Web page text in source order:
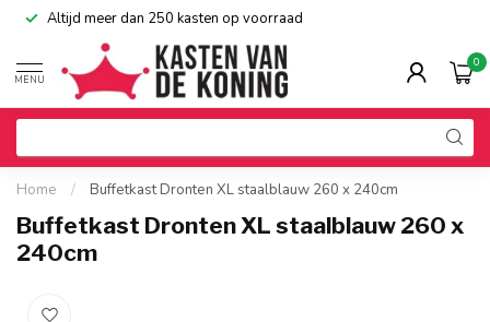
Altijd meer dan 250 kasten op voorraad
MENU
0
Home / Buffetkast Dronten XL staalblauw 260 x 240cm
Buffetkast Dronten XL staalblauw 260 x
240cm